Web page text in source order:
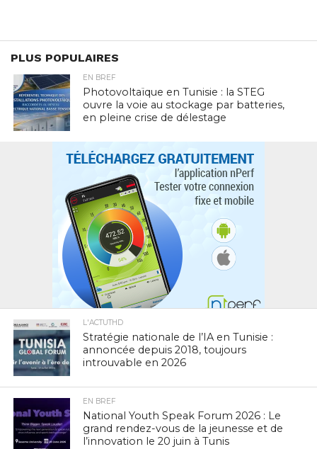
PLUS POPULAIRES
EN BREF
Photovoltaïque en Tunisie : la STEG
ouvre la voie au stockage par batteries,
en pleine crise de délestage
L'ACTUTHD
Stratégie nationale de l’IA en Tunisie :
annoncée depuis 2018, toujours
introuvable en 2026
EN BREF
National Youth Speak Forum 2026 : Le
grand rendez-vous de la jeunesse et de
l’innovation le 20 juin à Tunis